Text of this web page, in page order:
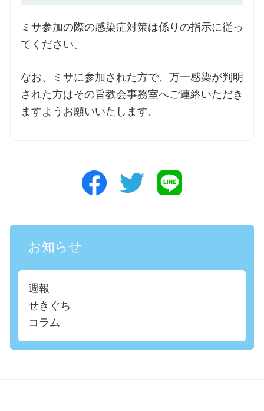
ミサ参加の際の感染症対策は係りの指示に従っ
てください。
なお、ミサに参加された方で、万一感染が判明
された方はその旨教会事務室へご連絡いただき
ますようお願いいたします。
お知らせ
週報
せきぐち
コラム